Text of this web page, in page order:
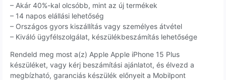
– Akár 40%-kal olcsóbb, mint az új termékek
– 14 napos elállási lehetőség
– Országos gyors kiszállítás vagy személyes átvétel
– Kiváló ügyfélszolgálat, készülékbeszámítás lehetősége
Rendeld meg most a(z) Apple Apple iPhone 15 Plus
készüléket, vagy kérj beszámítási ajánlatot, és élvezd a
megbízható, garanciás készülék előnyeit a Mobilpont